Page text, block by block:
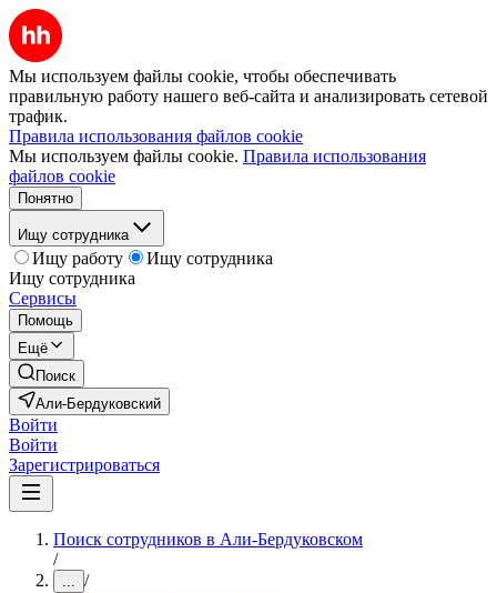
Мы используем файлы cookie, чтобы обеспечивать
правильную работу нашего веб-сайта и анализировать сетевой
трафик.
Правила использования файлов cookie
Мы используем файлы cookie. Правила использования
файлов cookie
Понятно
Ищу сотрудника
Ищу работу
Ищу сотрудника
Ищу сотрудника
Сервисы
Помощь
Ещё
Поиск
Али-Бердуковский
Войти
Войти
Зарегистрироваться
Поиск сотрудников в Али-Бердуковском
/
... /